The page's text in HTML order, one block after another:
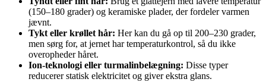
(150–180 grader) og keramiske plader, der fordeler varmen
jævnt.
Tykt eller krøllet hår: Her kan du gå op til 200–230 grader,
men sørg for, at jernet har temperaturkontrol, så du ikke
overopheder håret.
Ion-teknologi eller turmalinbelægning: Disse typer
reducerer statisk elektricitet og giver ekstra glans.